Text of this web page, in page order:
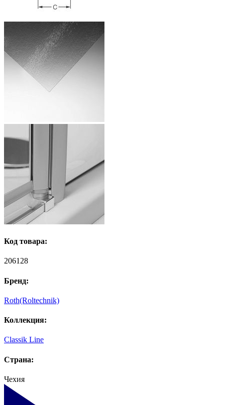
Код товара:
206128
Бренд:
Roth(Roltechnik)
Коллекция:
Classik Line
Страна:
Чехия